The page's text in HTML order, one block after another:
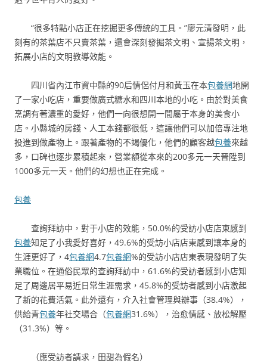
“很多特點小店正在挖掘更多傳統的工具。”廖元清發明，此
刻有的茶葉店不只賣茶葉，還會深刻發掘茶文明、宣揚茶文明，
拓展小店的文明教導效能。
四川省內江市資中縣的90后情侶付月和黃玉在本包養網地開
了一家小吃店，重要做廣式糖水和四川本地的小吃。由於對美食
烹調有著濃重的愛好，他們一向很想開一間屬于本身的美食小
店。小縣城的房錢、人工本錢都很低，這讓他們可以加倍專注地
投進到做產物上。跟著產物的不竭優化，他們的顧客越包養來越
多，口碑也逐步累積起來，營業額從本來的200多元一天晉陞到
1000多元一天。他們的幻想也正在完成。
包養
查詢拜訪中，對于小店的效能，50.0%的受訪小店店東感到
包養知足了小我愛好喜好，49.6%的受訪小店店東感到讓本身的
生涯更好了，4包養網4.7包養網%的受訪小店店東表現發明了失
業職位。在通俗民眾的查詢拜訪中，61.6%的受訪者感到小店知
足了周邊居平易近日常生涯需求，45.8%的受訪者感到小店激起
了新的花費活氣。此外還有，介入社會管理與辦事（38.4%），
供給青包養年社交場合（包養網31.6%），治愈情感、放松解壓
（31.3%）等。
（應受訪者請求，田甜為假名）